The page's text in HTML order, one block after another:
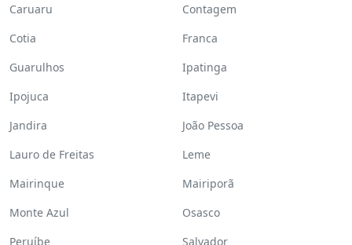
Caruaru
Contagem
Cotia
Franca
Guarulhos
Ipatinga
Ipojuca
Itapevi
Jandira
João Pessoa
Lauro de Freitas
Leme
Mairinque
Mairiporã
Monte Azul
Osasco
Peruíbe
Salvador